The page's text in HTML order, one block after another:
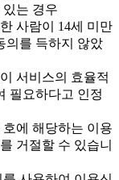
있는 경우
사람이 14세 미만
의를 득하지 않았
서비스의 효율적
필요하다고 인정
에 해당하는 이용
거절할 수 있습니